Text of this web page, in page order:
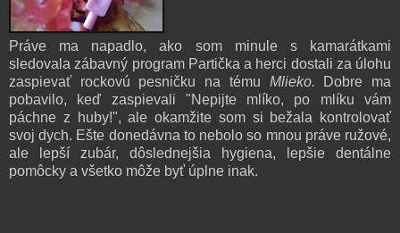
Práve ma napadlo, ako som minule s kamarátkami
sledovala zábavný program Partička a herci dostali za úlohu
zaspievať rockovú pesničku na tému Mlieko. Dobre ma
pobavilo, keď zaspievali "Nepijte mlíko, po mlíku vám
páchne z huby!", ale okamžite som si bežala kontrolovať
svoj dych. Ešte donedávna to nebolo so mnou práve ružové,
ale lepší zubár, dôslednejšia hygiena, lepšie dentálne
pomôcky a všetko môže byť úplne inak.